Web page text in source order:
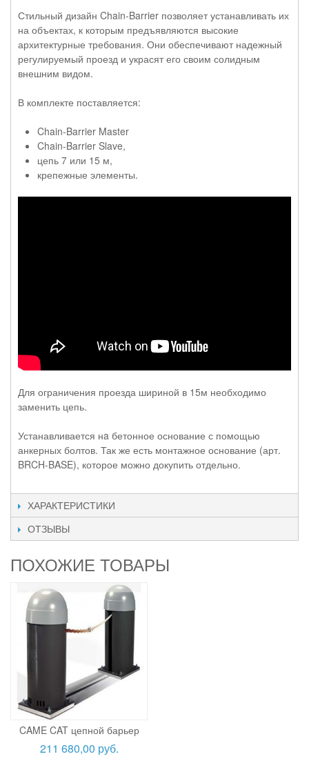
Стильный дизайн Chain-Barrier позволяет устанавливать их
на объектах, к которым предъявляются высокие
архитектурные требования. Они обеспечивают надежный
регулируемый проезд и украсят его своим солидным
внешним видом.
В комплекте поставляется:
Chain-Barrier Master
Chain-Barrier Slave,
цепь 7 или 15 м,
крепежные элементы.
Для ограничения проезда шириной в 15м необходимо
заменить цепь.
Устанавливается нa бетонное основание с помощью
анкерных болтов. Так же есть монтажное основание (арт.
BRCH-BASE), которое можно докупить отдельно.
ХАРАКТЕРИСТИКИ
ОТЗЫВЫ
ПОХОЖИЕ ТОВАРЫ
CAME CAT цепной барьер
211 680,00 руб.